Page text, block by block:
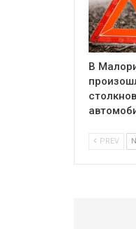
В
PREV